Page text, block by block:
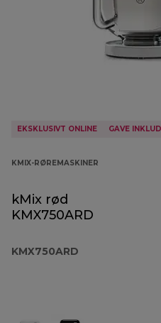
EKSKLUSIVT ONLINE GAVE
KMIX-RØREMASKINER
kMix rød
KMX750ARD
KMX750ARD